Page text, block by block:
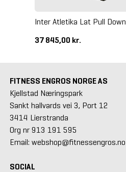
Inter Atletika Lat Pull Down
37 845,00 kr.
FITNESS ENGROS NORGE AS
Kjellstad Næringspark
Sankt hallvards vei 3, Port 12
3414 Lierstranda
Org nr 913 191 595
Email: webshop@fitnessengros.no
SOCIAL